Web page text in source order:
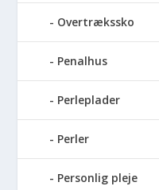
Overtrækssko
Penalhus
Perleplader
Perler
Personlig pleje